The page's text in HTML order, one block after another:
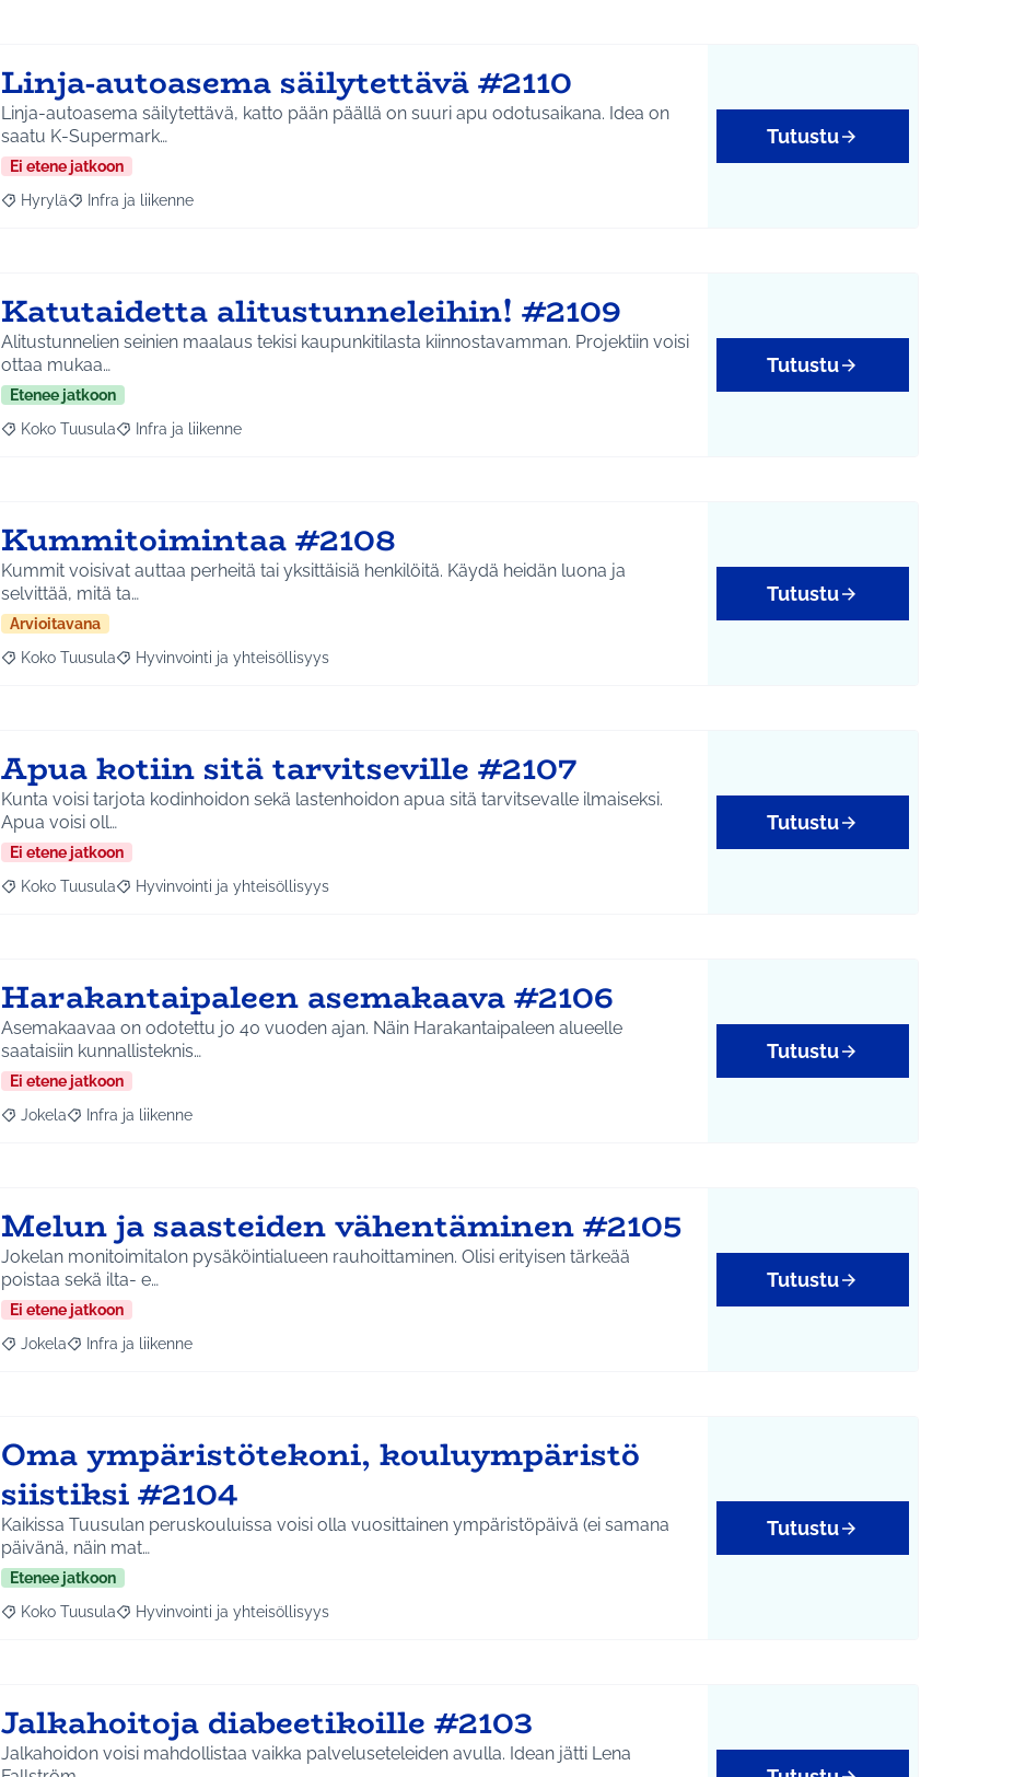
Linja-autoasema säilytettävä #2110
Linja-autoasema säilytettävä, katto pään päällä on suuri apu odotusaikana. Idea on
saatu K-Supermark…
Ei etene jatkoon
Rajaa tulokset aihepiirin mukaan: Hyrylä
Hyrylä Rajaa tulokset teeman mukaan: Infra ja liikenne
Infra ja liikenne
Tutustu
Katutaidetta alitustunneleihin! #2109
Alitustunnelien seinien maalaus tekisi kaupunkitilasta kiinnostavamman. Projektiin voisi
ottaa mukaa…
Etenee jatkoon
Rajaa tulokset aihepiirin mukaan: Koko Tuusula
Koko Tuusula Rajaa tulokset teeman mukaan: Infra ja liikenne
Infra ja liikenne
Tutustu
Kummitoimintaa #2108
Kummit voisivat auttaa perheitä tai yksittäisiä henkilöitä. Käydä heidän luona ja
selvittää, mitä ta…
Arvioitavana
Rajaa tulokset aihepiirin mukaan: Koko Tuusula
Koko Tuusula Rajaa tulokset teeman mukaan: Hyvinvointi ja yhteisöllisyys
Hyvinvointi ja yhteisöllisyys
Tutustu
Apua kotiin sitä tarvitseville #2107
Kunta voisi tarjota kodinhoidon sekä lastenhoidon apua sitä tarvitsevalle ilmaiseksi.
Apua voisi oll…
Ei etene jatkoon
Rajaa tulokset aihepiirin mukaan: Koko Tuusula
Koko Tuusula Rajaa tulokset teeman mukaan: Hyvinvointi ja yhteisöllisyys
Hyvinvointi ja yhteisöllisyys
Tutustu
Harakantaipaleen asemakaava #2106
Asemakaavaa on odotettu jo 40 vuoden ajan. Näin Harakantaipaleen alueelle
saataisiin kunnallisteknis…
Ei etene jatkoon
Rajaa tulokset aihepiirin mukaan: Jokela
Jokela Rajaa tulokset teeman mukaan: Infra ja liikenne
Infra ja liikenne
Tutustu
Melun ja saasteiden vähentäminen #2105
Jokelan monitoimitalon pysäköintialueen rauhoittaminen. Olisi erityisen tärkeää
poistaa sekä ilta- e…
Ei etene jatkoon
Rajaa tulokset aihepiirin mukaan: Jokela
Jokela Rajaa tulokset teeman mukaan: Infra ja liikenne
Infra ja liikenne
Tutustu
Oma ympäristötekoni, kouluympäristö
siistiksi #2104
Kaikissa Tuusulan peruskouluissa voisi olla vuosittainen ympäristöpäivä (ei samana
päivänä, näin mat…
Etenee jatkoon
Rajaa tulokset aihepiirin mukaan: Koko Tuusula
Koko Tuusula Rajaa tulokset teeman mukaan: Hyvinvointi ja yhteisöllisyys
Hyvinvointi ja yhteisöllisyys
Tutustu
Jalkahoitoja diabeetikoille #2103
Jalkahoidon voisi mahdollistaa vaikka palveluseteleiden avulla. Idean jätti Lena